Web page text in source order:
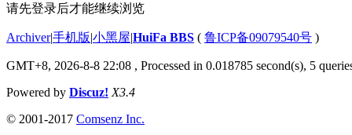
请先登录后才能继续浏览
Archiver|手机版|小黑屋|HuiFa BBS ( 鲁ICP备09079540号 )
GMT+8, 2026-8-8 22:08 , Processed in 0.018785 second(s), 5
Powered by Discuz! X3.4
© 2001-2017 Comsenz Inc.